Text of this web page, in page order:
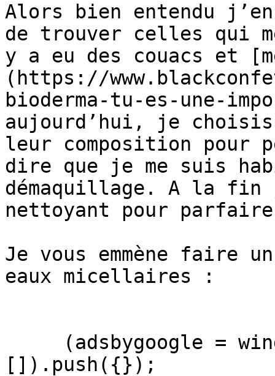
Alors bien entendu
de trouver celles qui
y a eu des couacs et
(https://
bioderma-tu-es-une-
aujourd’hui, je choisis
leur composition pour
dire que je me suis
démaquillage. A la fin
nettoyant pour
Je vous emmène faire
eaux micellaires :
[]).push({});